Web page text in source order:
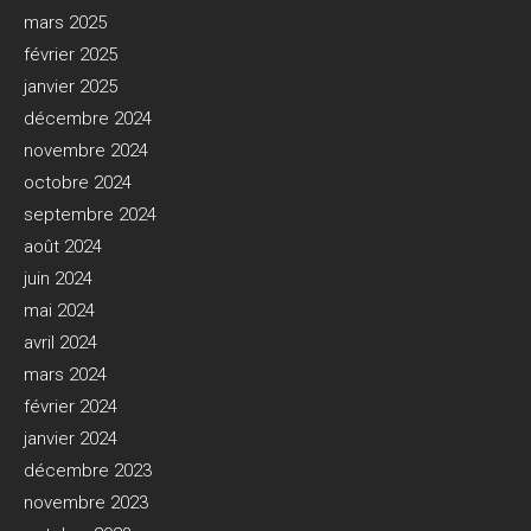
mars 2025
février 2025
janvier 2025
décembre 2024
novembre 2024
octobre 2024
septembre 2024
août 2024
juin 2024
mai 2024
avril 2024
mars 2024
février 2024
janvier 2024
décembre 2023
novembre 2023